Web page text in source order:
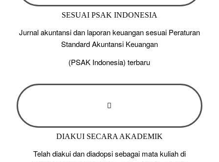
SESUAI PSAK INDONESIA
Jurnal akuntansi dan laporan keuangan sesuai Peraturan
Standard Akuntansi Keuangan
(PSAK Indonesia) terbaru
DIAKUI SECARA AKADEMIK
Telah diakui dan diadopsi sebagai mata kuliah di